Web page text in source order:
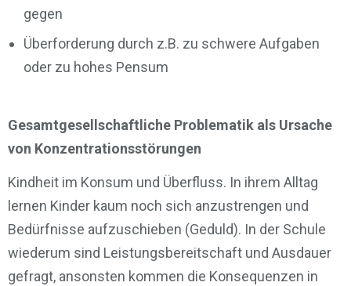
gegen
Überforderung durch z.B. zu schwere Aufgaben
oder zu hohes Pensum
Gesamtgesellschaftliche Problematik als Ursache
von Konzentrationsstörungen
Kindheit im Konsum und Überfluss. In ihrem Alltag
lernen Kinder kaum noch sich anzustrengen und
Bedürfnisse aufzuschieben (Geduld). In der Schule
wiederum sind Leistungsbereitschaft und Ausdauer
gefragt, ansonsten kommen die Konsequenzen in